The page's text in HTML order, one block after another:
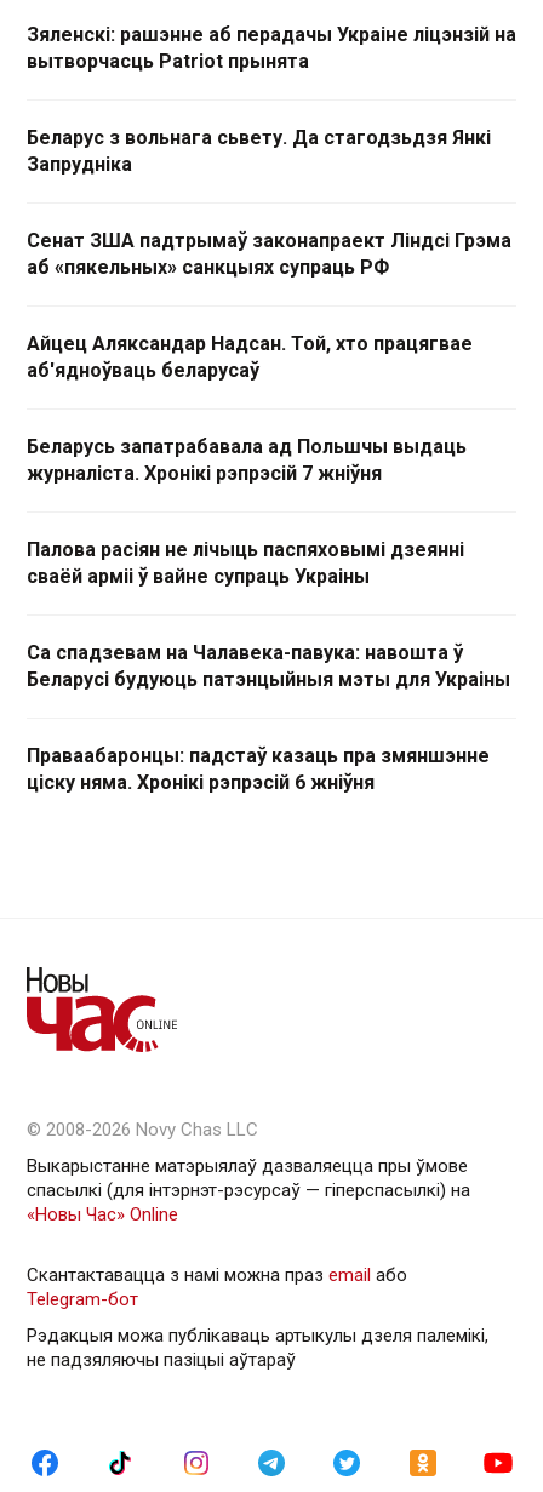
Зяленскі: рашэнне аб перадачы Украіне ліцэнзій на
вытворчасць Patriot прынята
Беларус з вольнага сьвету. Да стагодзьдзя Янкі
Запрудніка
Сенат ЗША падтрымаў законапраект Ліндсі Грэма
аб «пякельных» санкцыях супраць РФ
Айцец Аляксандар Надсан. Той, хто працягвае
аб'ядноўваць беларусаў
Беларусь запатрабавала ад Польшчы выдаць
журналіста. Хронікі рэпрэсій 7 жніўня
Палова расіян не лічыць паспяховымі дзеянні
сваёй арміі ў вайне супраць Украіны
Са спадзевам на Чалавека-павука: навошта ў
Беларусі будуюць патэнцыйныя мэты для Украіны
Праваабаронцы: падстаў казаць пра змяншэнне
ціску няма. Хронікі рэпрэсій 6 жніўня
© 2008-2026 Novy Chas LLC
Выкарыстанне матэрыялаў дазваляецца пры ўмове
спасылкі (для інтэрнэт-рэсурсаў — гiперспасылкi) на
«Новы Час» Online
Скантактавацца з намі можна праз email або
Telegram-бот
Рэдакцыя можа публікаваць артыкулы дзеля палемікі,
не падзяляючы пазіцыі аўтараў